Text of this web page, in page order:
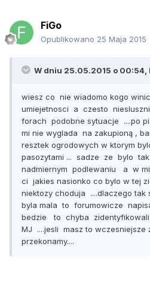
FiGo
Opublikowano 25 Maja 2015
W dniu 25.05.2015 o 00:54,
wiesz co nie wiadomo kogo
umiejetnosci a czesto
forach podobne sytuacje ....po
mi nie wyglada na zakupioną ,
resztek ogrodowych w ktorym
pasozytami ... sadze ze bylo
nadmiernym podlewaniu a w
ci jakies nasionko co bylo w tej
niektozy choduja ....dlaczego
byla mala to forumowicze
bedzie to chyba zidentyfikowali
MJ ....jesli masz to
przekonamy....